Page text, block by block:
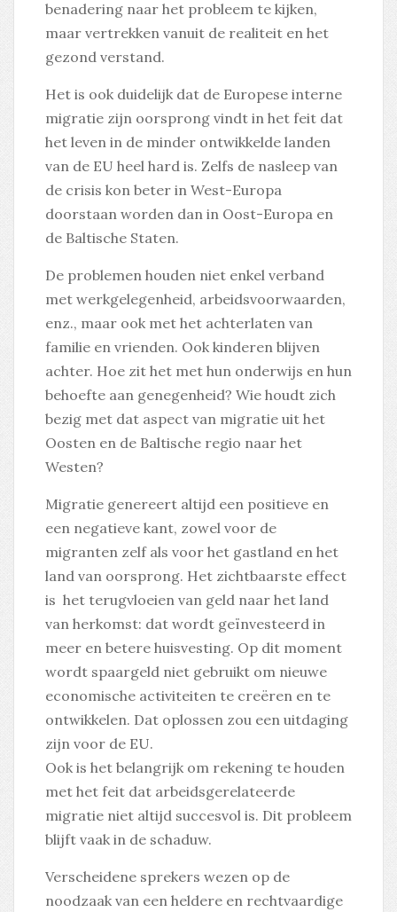
benadering naar het probleem te kijken,
maar vertrekken vanuit de realiteit en het
gezond verstand.
Het is ook duidelijk dat de Europese interne
migratie zijn oorsprong vindt in het feit dat
het leven in de minder ontwikkelde landen
van de EU heel hard is. Zelfs de nasleep van
de crisis kon beter in West-Europa
doorstaan worden ​​dan in Oost-Europa en
de Baltische Staten.
De problemen houden niet enkel verband
met werkgelegenheid, arbeidsvoorwaarden,
enz., maar ook met het achterlaten van
familie en vrienden. Ook kinderen blijven
achter. Hoe zit het met hun onderwijs en hun
behoefte aan genegenheid? Wie houdt zich
bezig met dat aspect van migratie uit het
Oosten en de Baltische regio naar het
Westen?
Migratie genereert altijd een positieve en
een negatieve kant, zowel voor de
migranten zelf als voor het gastland en het
land van oorsprong. Het zichtbaarste effect
is het terugvloeien van geld naar het land
van herkomst: dat wordt geïnvesteerd in
meer en betere huisvesting. Op dit moment
wordt spaargeld niet gebruikt om nieuwe
economische activiteiten te creëren en te
ontwikkelen. Dat oplossen zou een uitdaging
zijn voor de EU.
Ook is het belangrijk om rekening te houden
met het feit dat arbeidsgerelateerde
migratie niet altijd succesvol is. Dit probleem
blijft vaak in de schaduw.
Verscheidene sprekers wezen op de
noodzaak van een heldere en rechtvaardige